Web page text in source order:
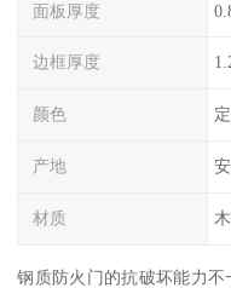
面板厚度
边框厚度
颜色
产地
材质
钢质防火门的抗破坏能力